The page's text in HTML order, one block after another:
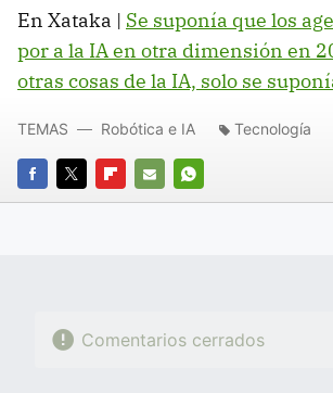
En Xataka | Se suponía que los
por a la IA en otra dimensión en
otras cosas de la IA, solo se
FACEBOOK
TWITTERFLIPBOARD
E-
WHATSAPP
TEMAS Robótica e IA Tecnología
Comentarios cerrados